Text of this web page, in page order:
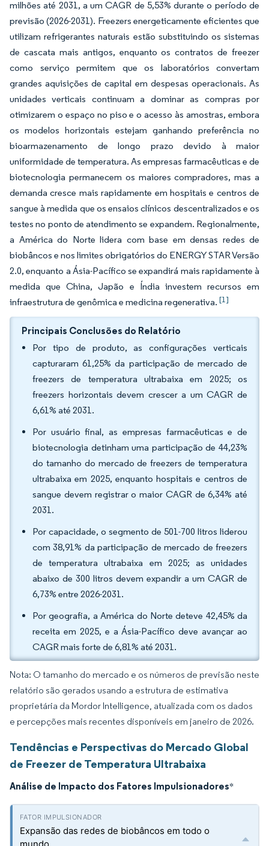
milhões até 2031, a um CAGR de 5,53% durante o período de
previsão (2026-2031). Freezers energeticamente eficientes que
utilizam refrigerantes naturais estão substituindo os sistemas
de cascata mais antigos, enquanto os contratos de freezer
como serviço permitem que os laboratórios convertam
grandes aquisições de capital em despesas operacionais. As
unidades verticais continuam a dominar as compras por
otimizarem o espaço no piso e o acesso às amostras, embora
os modelos horizontais estejam ganhando preferência no
bioarmazenamento de longo prazo devido à maior
uniformidade de temperatura. As empresas farmacêuticas e de
biotecnologia permanecem os maiores compradores, mas a
demanda cresce mais rapidamente em hospitais e centros de
sangue à medida que os ensaios clínicos descentralizados e os
testes no ponto de atendimento se expandem. Regionalmente,
a América do Norte lidera com base em densas redes de
biobâncos e nos limites obrigatórios do ENERGY STAR Versão
2.0, enquanto a Ásia-Pacífico se expandirá mais rapidamente à
medida que China, Japão e Índia investem recursos em
infraestrutura de genômica e medicina regenerativa. [1]
Principais Conclusões do Relatório
Por tipo de produto, as configurações verticais
capturaram 61,25% da participação de mercado de
freezers de temperatura ultrabaixa em 2025; os
freezers horizontais devem crescer a um CAGR de
6,61% até 2031.
Por usuário final, as empresas farmacêuticas e de
biotecnologia detinham uma participação de 44,23%
do tamanho do mercado de freezers de temperatura
ultrabaixa em 2025, enquanto hospitais e centros de
sangue devem registrar o maior CAGR de 6,34% até
2031.
Por capacidade, o segmento de 501-700 litros liderou
com 38,91% da participação de mercado de freezers
de temperatura ultrabaixa em 2025; as unidades
abaixo de 300 litros devem expandir a um CAGR de
6,73% entre 2026-2031.
Por geografia, a América do Norte deteve 42,45% da
receita em 2025, e a Ásia-Pacífico deve avançar ao
CAGR mais forte de 6,81% até 2031.
Nota: O tamanho do mercado e os números de previsão neste
relatório são gerados usando a estrutura de estimativa
proprietária da Mordor Intelligence, atualizada com os dados
e percepções mais recentes disponíveis em janeiro de 2026.
Tendências e Perspectivas do Mercado Global
de Freezer de Temperatura Ultrabaixa
Análise de Impacto dos Fatores Impulsionadores*
Expansão das redes de biobâncos em todo o